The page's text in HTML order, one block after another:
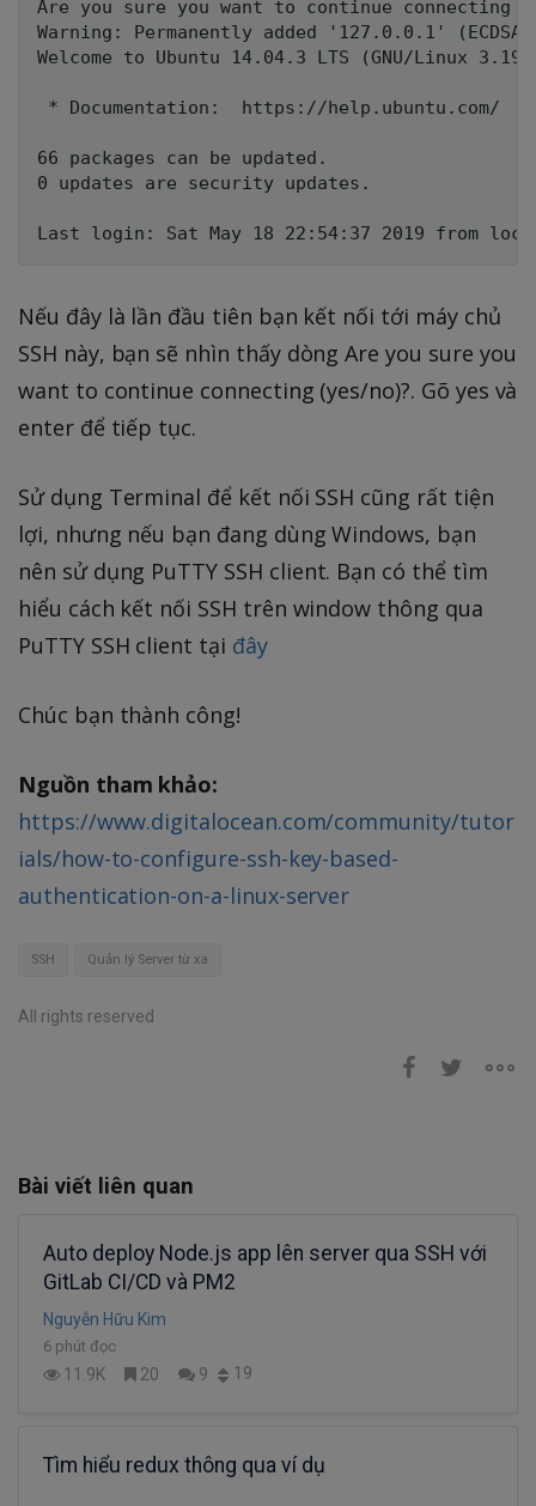
Are you sure you want to continue connecting
Warning: Permanently added '127.0.0.1'
Welcome to Ubuntu 14.04.3 LTS (GNU/Linux
* Documentation:  https://help.ubuntu.com/
66 packages can be updated.
0 updates are security updates.
Nếu đây là lần đầu tiên bạn kết nối tới máy chủ
SSH này, bạn sẽ nhìn thấy dòng Are you sure you
want to continue connecting (yes/no)?. Gõ yes và
enter để tiếp tục.
Sử dụng Terminal để kết nối SSH cũng rất tiện
lợi, nhưng nếu bạn đang dùng Windows, bạn
nên sử dụng PuTTY SSH client. Bạn có thể tìm
hiểu cách kết nối SSH trên window thông qua
PuTTY SSH client tại đây
Chúc bạn thành công!
Nguồn tham khảo:
https://www.digitalocean.com/community/tutor
ials/how-to-configure-ssh-key-based-
authentication-on-a-linux-server
SSH Quản lý Server từ xa
All rights reserved
Bài viết liên quan
Auto deploy Node.js app lên server qua SSH với
GitLab CI/CD và PM2
Nguyễn Hữu Kim
6 phút đọc
11.9K 20 9 19
Tìm hiểu redux thông qua ví dụ